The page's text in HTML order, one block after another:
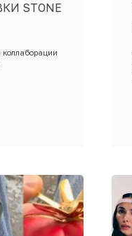
STONE
коллаборации